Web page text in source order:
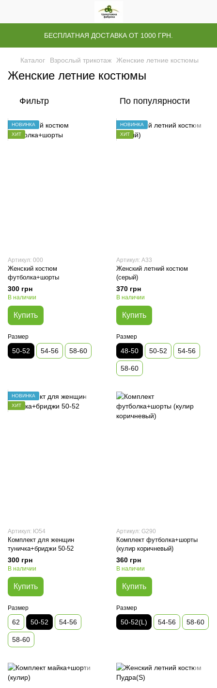
БЕСПЛАТНАЯ ДОСТАВКА ОТ 1000 ГРН.
Каталог Взрослый трикотаж Женские летние костюмы
Женские летние костюмы
Фильтр По популярности
НОВИНКА
ХИТ
Артикул: 000
Женский костюм
футболка+шорты
300 грн
В наличии
Купить
Размер
50-52 54-56 58-60
НОВИНКА
ХИТ
Артикул: А33
Женский летний костюм
(серый)
370 грн
В наличии
Купить
Размер
48-50 50-52 54-56
58-60
НОВИНКА
ХИТ
Артикул: Ю54
Комплект для женщин
туничка+бриджи 50-52
300 грн
В наличии
Купить
Размер
62 50-52 54-56
58-60
Артикул: G290
Комплект футболка+шорты
(кулир коричневый)
360 грн
В наличии
Купить
Размер
50-52(L) 54-56 58-60